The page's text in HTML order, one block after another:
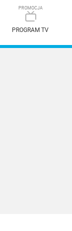
PROGRAM TV